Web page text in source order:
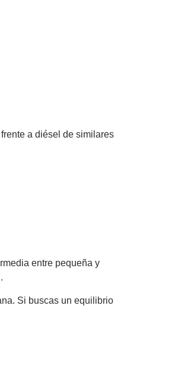
a diésel de similares
entre pequeña y
Si buscas un equilibrio